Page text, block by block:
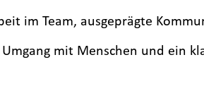
im Team, ausgeprägte
mit Menschen und ein